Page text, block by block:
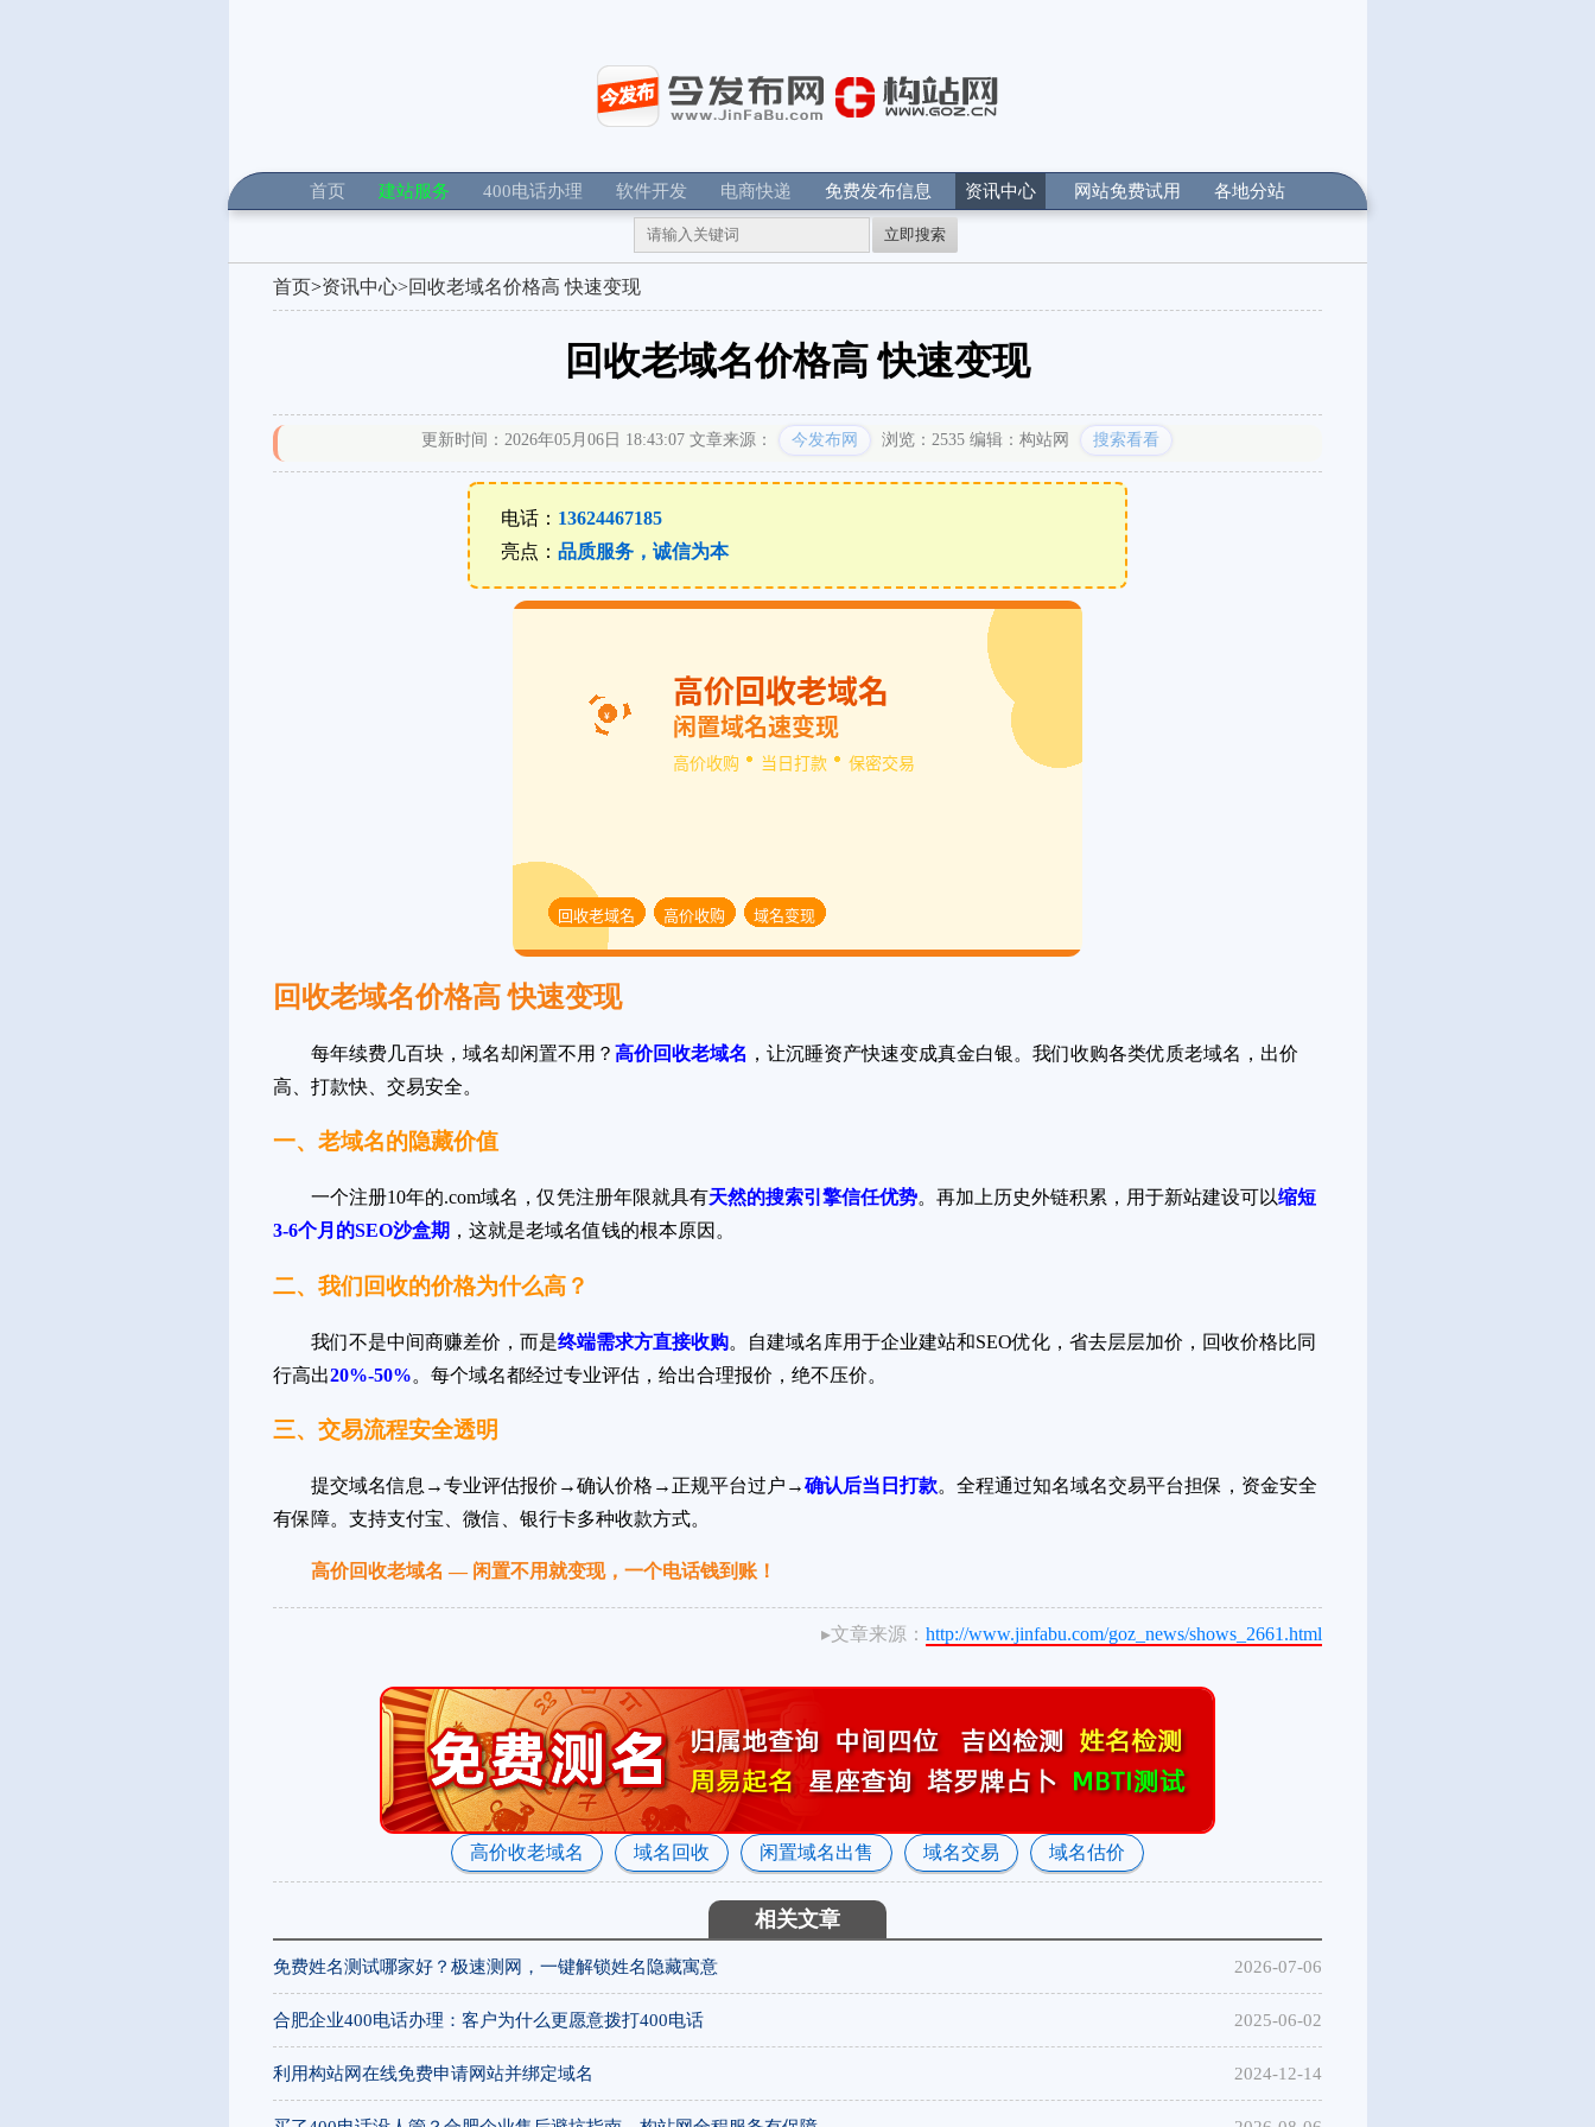
首页 建站服务 400电话办理 软件开发 电商快递 免费发布信息 资讯中心 网站免费试用 各地分站
立即搜索
首页>资讯中心>回收老域名价格高 快速变现
回收老域名价格高 快速变现
更新时间：2026年05月06日 18:43:07 文章来源： 今发布网 浏览：2535 编辑：构站网 搜索看看
电话： 13624467185
亮点： 品质服务，诚信为本
回收老域名价格高 快速变现
每年续费几百块，域名却闲置不用？高价回收老域名 ，让沉睡资产快速变成真金白银。我们收购各类优质老域名，出价
高、打款快、交易安全。
一、老域名的隐藏价值
一个注册10年的.com域名，仅凭注册年限就具有天然的搜索引擎信任优势。再加上历史外链积累，用于新站建设可以缩短
3-6个月的SEO沙盒期 ，这就是老域名值钱的根本原因。
二、我们回收的价格为什么高？
我们不是中间商赚差价，而是终端需求方直接收购。自建域名库用于企业建站和SEO优化，省去层层加价，回收价格比同
行高出20%-50%。每个域名都经过专业评估，给出合理报价，绝不压价。
三、交易流程安全透明
提交域名信息→专业评估报价→确认价格→正规平台过户→确认后当日打款。全程通过知名域名交易平台担保，资金安全
有保障。支持支付宝、微信、银行卡多种收款方式。
高价回收老域名 — 闲置不用就变现，一个电话钱到账！
▸文章来源： http://www.jinfabu.com/goz_news/shows_2661.html
高价收老域名 域名回收 闲置域名出售 域名交易 域名估价
相关文章
免费姓名测试哪家好？极速测网，一键解锁姓名隐藏寓意 2026-07-06
合肥企业400电话办理：客户为什么更愿意拨打400电话 2025-06-02
利用构站网在线免费申请网站并绑定域名 2024-12-14